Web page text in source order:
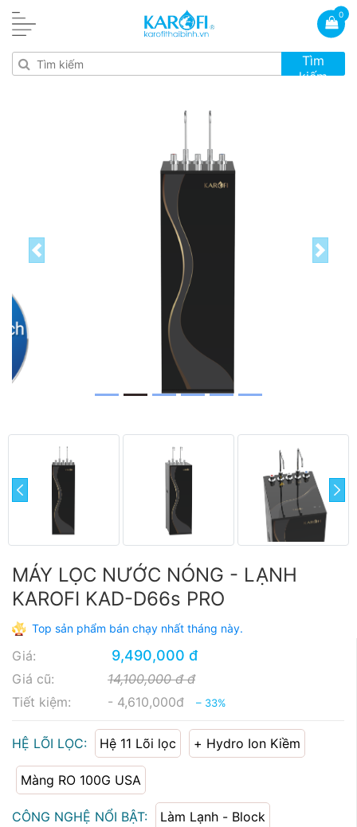
0
Tìm
kiếm
Previous Next
prev next
MÁY LỌC NƯỚC NÓNG - LẠNH
KAROFI KAD-D66s PRO
Top sản phẩm bán chạy nhất tháng này.
Giá: 9,490,000 đ
Giá cũ:
14,100,000 đ đ
Tiết kiệm:
- 4,610,000đ – 33%
HỆ LÕI LỌC: Hệ 11 Lõi lọc + Hydro Ion Kiềm
Màng RO 100G USA
CÔNG NGHỆ NỔI BẬT: Làm Lạnh - Block